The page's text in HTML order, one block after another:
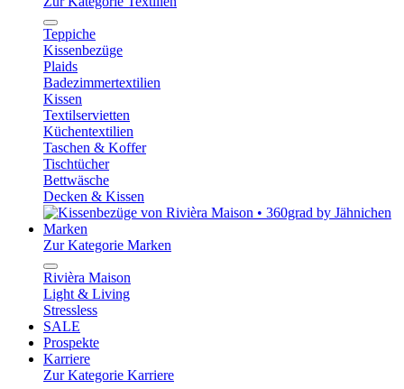
Teppiche
Kissenbezüge
Plaids
Badezimmertextilien
Kissen
Textilservietten
Küchentextilien
Taschen & Koffer
Tischtücher
Bettwäsche
Decken & Kissen
Marken
Zur Kategorie Marken
Rivièra Maison
Light & Living
Stressless
SALE
Prospekte
Karriere
Zur Kategorie Karriere